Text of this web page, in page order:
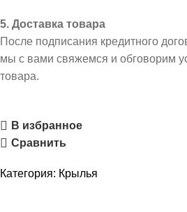
5. Доставка товара
После подписания кредитного
мы с вами свяжемся и обговорим
товара.
В избранное
Сравнить
Категория: Крылья